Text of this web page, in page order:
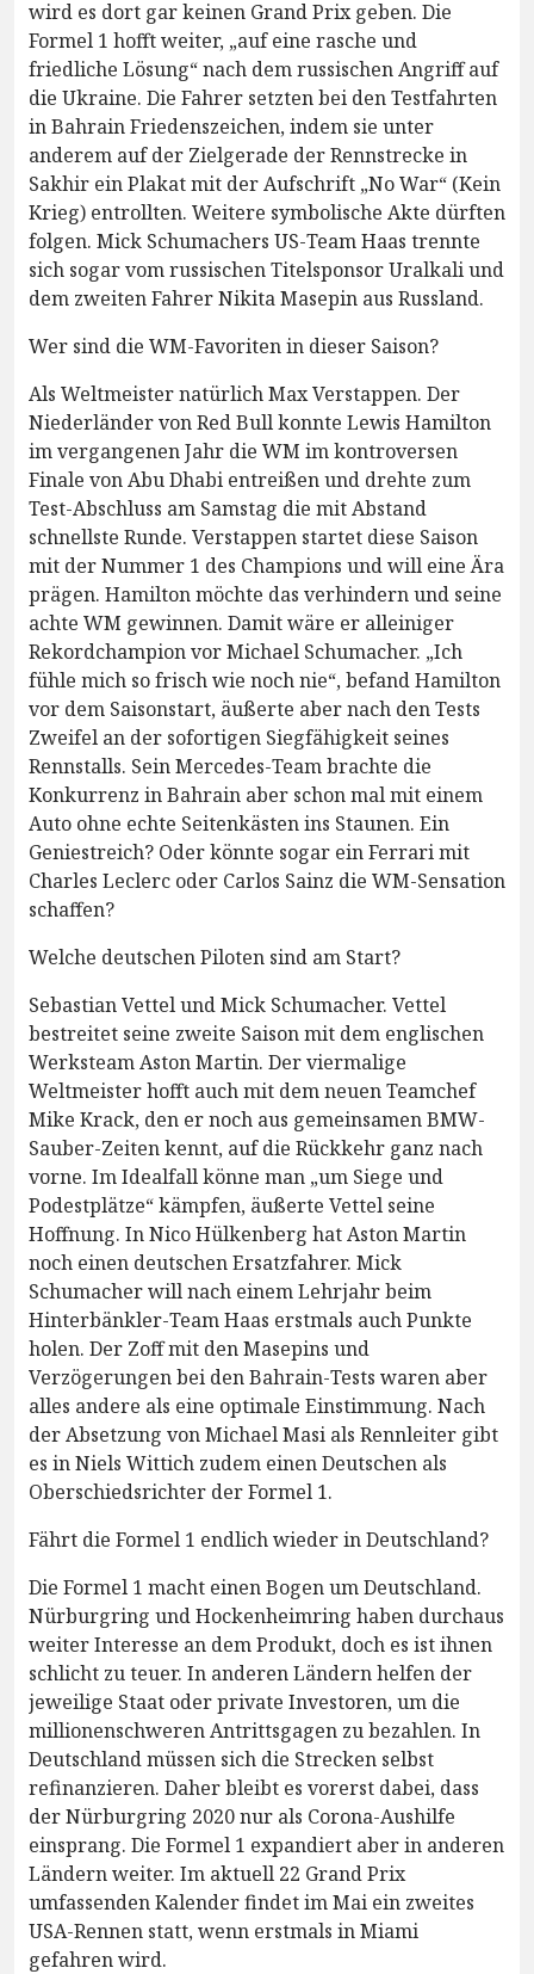
wird es dort gar keinen Grand Prix geben. Die
Formel 1 hofft weiter, „auf eine rasche und
friedliche Lösung“ nach dem russischen Angriff auf
die Ukraine. Die Fahrer setzten bei den Testfahrten
in Bahrain Friedenszeichen, indem sie unter
anderem auf der Zielgerade der Rennstrecke in
Sakhir ein Plakat mit der Aufschrift „No War“ (Kein
Krieg) entrollten. Weitere symbolische Akte dürften
folgen. Mick Schumachers US-Team Haas trennte
sich sogar vom russischen Titelsponsor Uralkali und
dem zweiten Fahrer Nikita Masepin aus Russland.
Wer sind die WM-Favoriten in dieser Saison?
Als Weltmeister natürlich Max Verstappen. Der
Niederländer von Red Bull konnte Lewis Hamilton
im vergangenen Jahr die WM im kontroversen
Finale von Abu Dhabi entreißen und drehte zum
Test-Abschluss am Samstag die mit Abstand
schnellste Runde. Verstappen startet diese Saison
mit der Nummer 1 des Champions und will eine Ära
prägen. Hamilton möchte das verhindern und seine
achte WM gewinnen. Damit wäre er alleiniger
Rekordchampion vor Michael Schumacher. „Ich
fühle mich so frisch wie noch nie“, befand Hamilton
vor dem Saisonstart, äußerte aber nach den Tests
Zweifel an der sofortigen Siegfähigkeit seines
Rennstalls. Sein Mercedes-Team brachte die
Konkurrenz in Bahrain aber schon mal mit einem
Auto ohne echte Seitenkästen ins Staunen. Ein
Geniestreich? Oder könnte sogar ein Ferrari mit
Charles Leclerc oder Carlos Sainz die WM-Sensation
schaffen?
Welche deutschen Piloten sind am Start?
Sebastian Vettel und Mick Schumacher. Vettel
bestreitet seine zweite Saison mit dem englischen
Werksteam Aston Martin. Der viermalige
Weltmeister hofft auch mit dem neuen Teamchef
Mike Krack, den er noch aus gemeinsamen BMW-
Sauber-Zeiten kennt, auf die Rückkehr ganz nach
vorne. Im Idealfall könne man „um Siege und
Podestplätze“ kämpfen, äußerte Vettel seine
Hoffnung. In Nico Hülkenberg hat Aston Martin
noch einen deutschen Ersatzfahrer. Mick
Schumacher will nach einem Lehrjahr beim
Hinterbänkler-Team Haas erstmals auch Punkte
holen. Der Zoff mit den Masepins und
Verzögerungen bei den Bahrain-Tests waren aber
alles andere als eine optimale Einstimmung. Nach
der Absetzung von Michael Masi als Rennleiter gibt
es in Niels Wittich zudem einen Deutschen als
Oberschiedsrichter der Formel 1.
Fährt die Formel 1 endlich wieder in Deutschland?
Die Formel 1 macht einen Bogen um Deutschland.
Nürburgring und Hockenheimring haben durchaus
weiter Interesse an dem Produkt, doch es ist ihnen
schlicht zu teuer. In anderen Ländern helfen der
jeweilige Staat oder private Investoren, um die
millionenschweren Antrittsgagen zu bezahlen. In
Deutschland müssen sich die Strecken selbst
refinanzieren. Daher bleibt es vorerst dabei, dass
der Nürburgring 2020 nur als Corona-Aushilfe
einsprang. Die Formel 1 expandiert aber in anderen
Ländern weiter. Im aktuell 22 Grand Prix
umfassenden Kalender findet im Mai ein zweites
USA-Rennen statt, wenn erstmals in Miami
gefahren wird.